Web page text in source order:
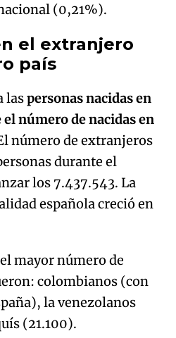
(0,21%).
el extranjero
país
laspersonas nacidas en
número de nacidas en
número de extranjeros
durante el
los 7.437.543. La
española creció en
mayor número de
colombianos (con
la venezolanos
(21.100).